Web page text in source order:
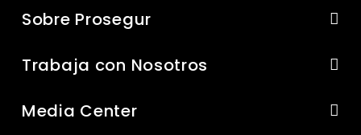
Sobre Prosegur
Trabaja con Nosotros
Media Center